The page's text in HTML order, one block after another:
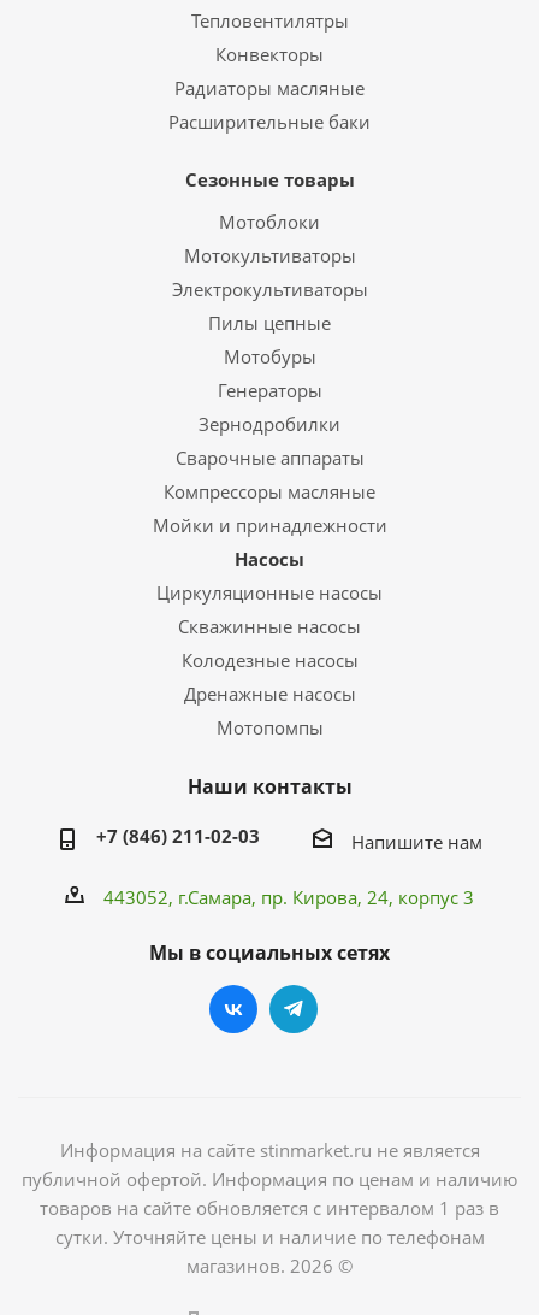
Тепловентилятры
Конвекторы
Радиаторы масляные
Расширительные баки
Сезонные товары
Мотоблоки
Мотокультиваторы
Электрокультиваторы
Пилы цепные
Мотобуры
Генераторы
Зернодробилки
Сварочные аппараты
Компрессоры масляные
Мойки и принадлежности
Насосы
Циркуляционные насосы
Скважинные насосы
Колодезные насосы
Дренажные насосы
Мотопомпы
Наши контакты
+7 (846) 211-02-03 Напишите нам
443052, г.Самара, пр. Кирова, 24, корпус 3
Мы в социальных сетях
Информация на сайте stinmarket.ru не является
публичной офертой. Информация по ценам и наличию
товаров на сайте обновляется с интервалом 1 раз в
сутки. Уточняйте цены и наличие по телефонам
магазинов. 2026 ©